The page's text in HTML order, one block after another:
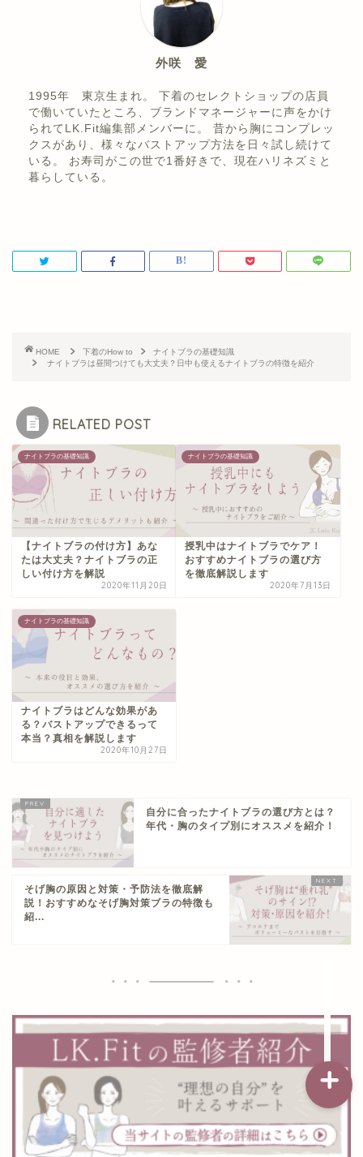
外咲 愛
1995年 東京生まれ。 下着のセレクトショップの店員
で働いていたところ、ブランドマネージャーに声をかけ
られてLK.Fit編集部メンバーに。 昔から胸にコンプレッ
クスがあり、様々なバストアップ方法を日々試し続けて
いる。 お寿司がこの世で1番好きで、現在ハリネズミと
暮らしている。
HOME 下着のHow to
ナイトブラの基礎知識
ナイトブラは昼間つけても大丈夫？日中も使えるナイトブラの特徴を紹介
RELATED POST
ナイトブラの基礎知識
【ナイトブラの付け方】あな
たは大丈夫？ナイトブラの正
しい付け方を解説
2020年11月20日
ナイトブラの基礎知識
授乳中はナイトブラでケア！
おすすめナイトブラの選び方
を徹底解説します
2020年7月13日
ナイトブラの基礎知識
ナイトブラはどんな効果があ
る？バストアップできるって
本当？真相を解説します
2020年10月27日
自分に合ったナイトブラの選び方とは？
年代・胸のタイプ別にオススメを紹介！
そげ胸の原因と対策・予防法を徹底解
説！おすすめなそげ胸対策ブラの特徴も
紹...
ダイエット
バストアップ（育乳）
ナイトブラの基礎知識